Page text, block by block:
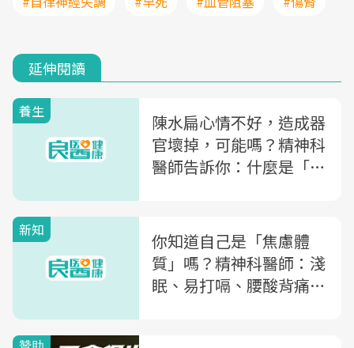
延伸閱讀
養生
陳水扁心情不好，造成器
官壞掉，可能嗎？精神科
醫師告訴你：什麼是「身
新知
你知道自己是「焦慮體
質」嗎？精神科醫師：淺
眠、易打嗝、腰酸背痛...